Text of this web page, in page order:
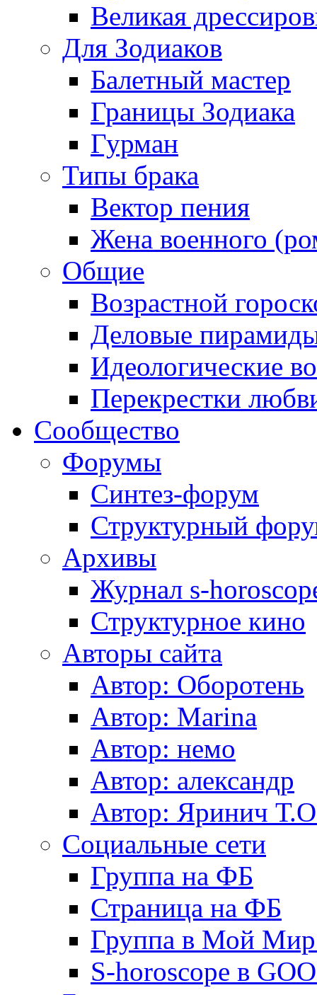
Великая
Для Зодиаков
Балетный мастер
Границы Зодиака
Гурман
Типы брака
Вектор пения
Жена военного
Общие
Возрастной
Деловые
Идеологические
Перекрестки
Сообщество
Форумы
Синтез-форум
Структурный
Архивы
Журнал s-
Структурное кино
Авторы сайта
Автор: Оборотень
Автор: Marina
Автор: немo
Автор: александр
Автор: Яринич
Социальные сети
Группа на ФБ
Страница на ФБ
Группа в Мой
S-horoscope в